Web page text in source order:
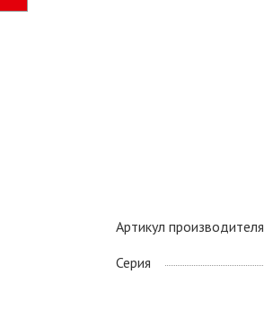
Артикул производителя
Серия